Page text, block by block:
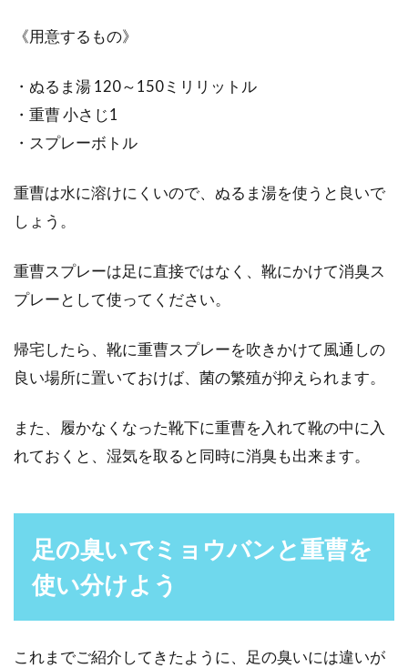
《用意するもの》
・ぬるま湯 120～150ミリリットル
・重曹 小さじ1
・スプレーボトル
重曹は水に溶けにくいので、ぬるま湯を使うと良いで
しょう。
重曹スプレーは足に直接ではなく、靴にかけて消臭ス
プレーとして使ってください。
帰宅したら、靴に重曹スプレーを吹きかけて風通しの
良い場所に置いておけば、菌の繁殖が抑えられます。
また、履かなくなった靴下に重曹を入れて靴の中に入
れておくと、湿気を取ると同時に消臭も出来ます。
足の臭いでミョウバンと重曹を
使い分けよう
これまでご紹介してきたように、足の臭いには違いが